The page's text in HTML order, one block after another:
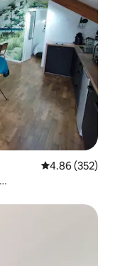
Calificación
4.86 (352)